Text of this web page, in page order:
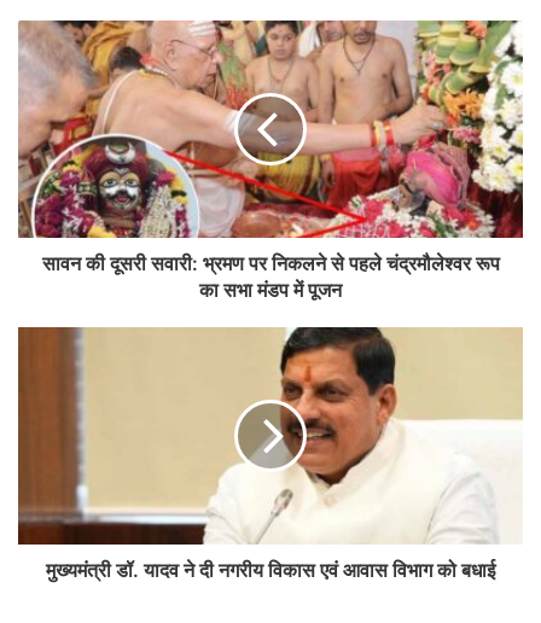
सावन की दूसरी सवारी: भ्रमण पर निकलने से पहले चंद्रमौलेश्वर रूप
का सभा मंडप में पूजन
मुख्यमंत्री डॉ. यादव ने दी नगरीय विकास एवं आवास विभाग को बधाई